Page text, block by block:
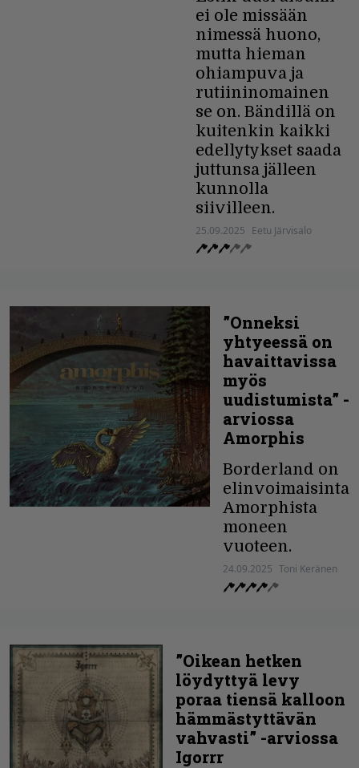
ei ole missään
nimessä huono,
mutta hieman
ohiampuva ja
rutiininomainen
se on. Bändillä on
kuitenkin kaikki
edellytykset saada
juttunsa jälleen
kunnolla
siivilleen.
25.09.2025 Eetu Järvisalo
”Onneksi
yhtyeessä on
havaittavissa
myös
uudistumista” -
arviossa
Amorphis
Borderland on
elinvoimaisinta
Amorphista
moneen
vuoteen.
24.09.2025 Toni Keränen
”Oikean hetken
löydyttyä levy
poraa tiensä kalloon
hämmästyttävän
vahvasti” -arviossa
Igorrr